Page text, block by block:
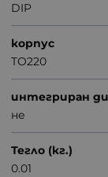
DIP
корпус
TO220
интегриран
не
Тегло (кг.)
0.01